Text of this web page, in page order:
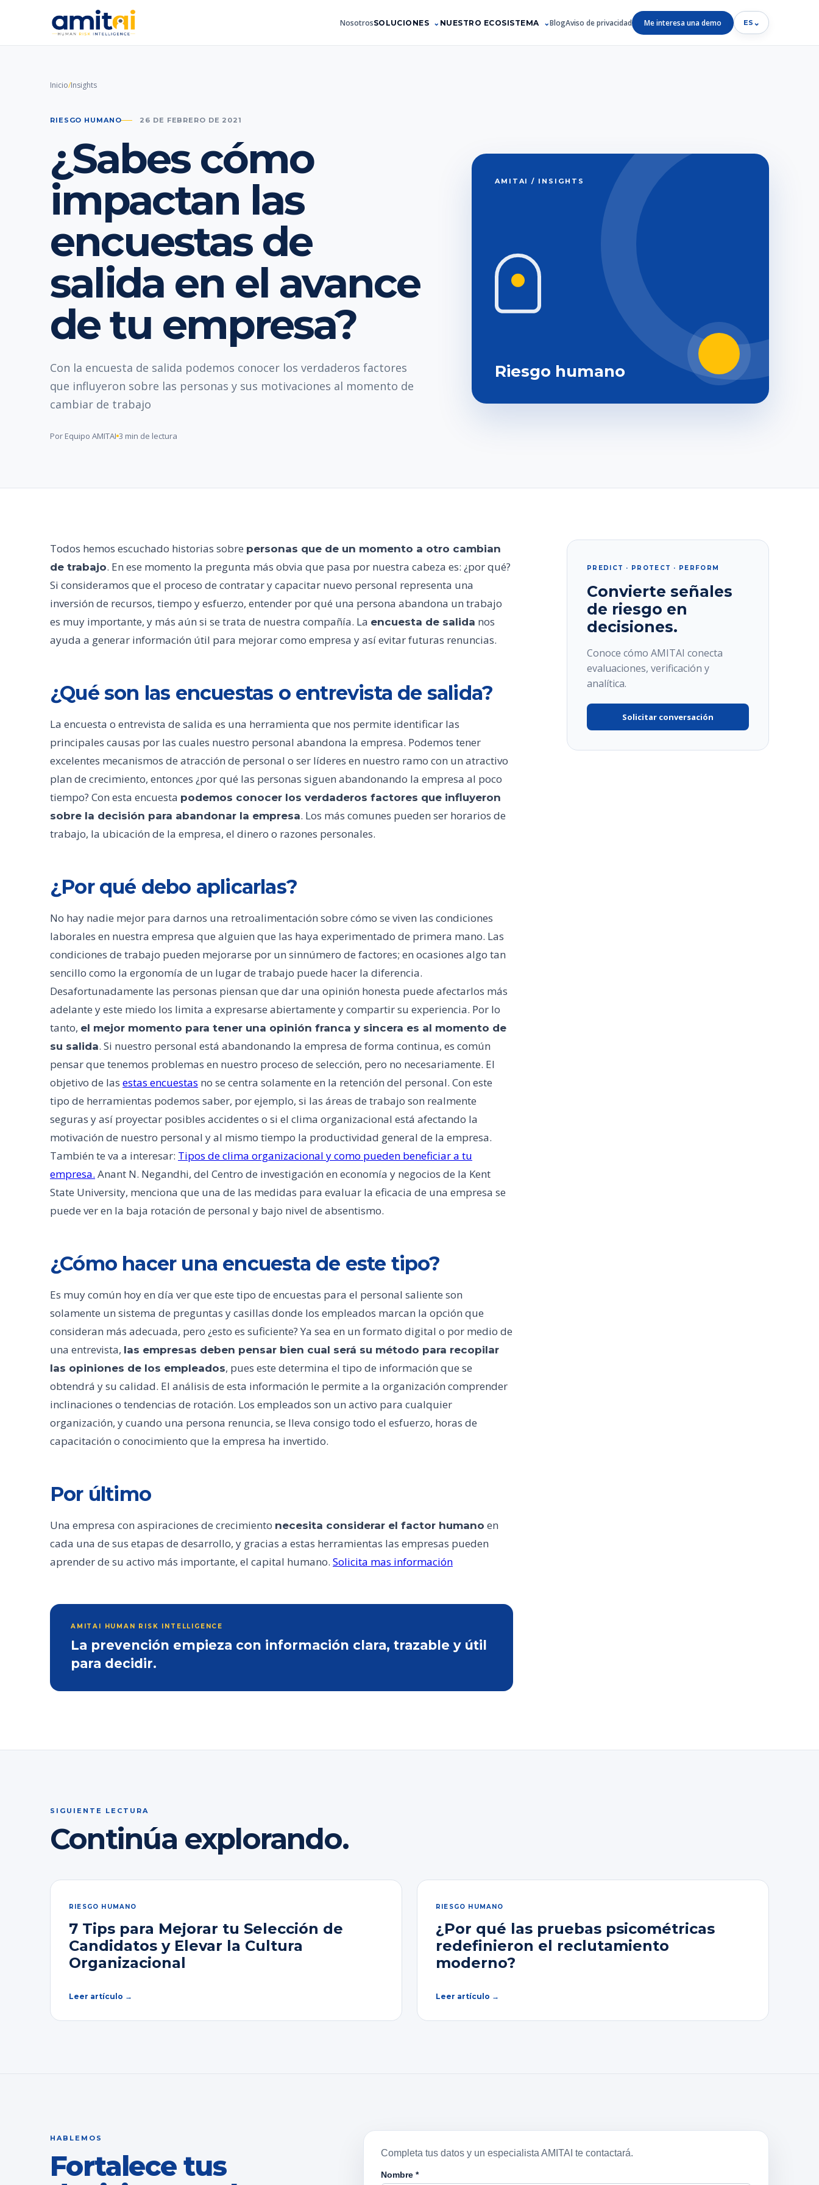
NosotrosSOLUCIONES NUESTRO ECOSISTEMA BlogAviso de privacidad Me interesa una demo ES ⌄
Inicio/Insights
RIESGO HUMANO 26 DE FEBRERO DE 2021
¿Sabes cómo
impactan las
encuestas de
salida en el avance
de tu empresa?
Con la encuesta de salida podemos conocer los verdaderos factores
que influyeron sobre las personas y sus motivaciones al momento de
cambiar de trabajo
Por Equipo AMITAI 3 min de lectura
AMITAI / INSIGHTS
Riesgo humano
Todos hemos escuchado historias sobre personas que de un momento a otro cambian
de trabajo. En ese momento la pregunta más obvia que pasa por nuestra cabeza es: ¿por qué?
Si consideramos que el proceso de contratar y capacitar nuevo personal representa una
inversión de recursos, tiempo y esfuerzo, entender por qué una persona abandona un trabajo
es muy importante, y más aún si se trata de nuestra compañía. La encuesta de salida nos
ayuda a generar información útil para mejorar como empresa y así evitar futuras renuncias.
¿Qué son las encuestas o entrevista de salida?
La encuesta o entrevista de salida es una herramienta que nos permite identificar las
principales causas por las cuales nuestro personal abandona la empresa. Podemos tener
excelentes mecanismos de atracción de personal o ser líderes en nuestro ramo con un atractivo
plan de crecimiento, entonces ¿por qué las personas siguen abandonando la empresa al poco
tiempo? Con esta encuesta podemos conocer los verdaderos factores que influyeron
sobre la decisión para abandonar la empresa. Los más comunes pueden ser horarios de
trabajo, la ubicación de la empresa, el dinero o razones personales.
¿Por qué debo aplicarlas?
No hay nadie mejor para darnos una retroalimentación sobre cómo se viven las condiciones
laborales en nuestra empresa que alguien que las haya experimentado de primera mano. Las
condiciones de trabajo pueden mejorarse por un sinnúmero de factores; en ocasiones algo tan
sencillo como la ergonomía de un lugar de trabajo puede hacer la diferencia.
Desafortunadamente las personas piensan que dar una opinión honesta puede afectarlos más
adelante y este miedo los limita a expresarse abiertamente y compartir su experiencia. Por lo
tanto, el mejor momento para tener una opinión franca y sincera es al momento de
su salida. Si nuestro personal está abandonando la empresa de forma continua, es común
pensar que tenemos problemas en nuestro proceso de selección, pero no necesariamente. El
objetivo de las estas encuestas no se centra solamente en la retención del personal. Con este
tipo de herramientas podemos saber, por ejemplo, si las áreas de trabajo son realmente
seguras y así proyectar posibles accidentes o si el clima organizacional está afectando la
motivación de nuestro personal y al mismo tiempo la productividad general de la empresa.
También te va a interesar: Tipos de clima organizacional y como pueden beneficiar a tu
empresa. Anant N. Negandhi, del Centro de investigación en economía y negocios de la Kent
State University, menciona que una de las medidas para evaluar la eficacia de una empresa se
puede ver en la baja rotación de personal y bajo nivel de absentismo.
¿Cómo hacer una encuesta de este tipo?
Es muy común hoy en día ver que este tipo de encuestas para el personal saliente son
solamente un sistema de preguntas y casillas donde los empleados marcan la opción que
consideran más adecuada, pero ¿esto es suficiente? Ya sea en un formato digital o por medio de
una entrevista, las empresas deben pensar bien cual será su método para recopilar
las opiniones de los empleados, pues este determina el tipo de información que se
obtendrá y su calidad. El análisis de esta información le permite a la organización comprender
inclinaciones o tendencias de rotación. Los empleados son un activo para cualquier
organización, y cuando una persona renuncia, se lleva consigo todo el esfuerzo, horas de
capacitación o conocimiento que la empresa ha invertido.
Por último
Una empresa con aspiraciones de crecimiento necesita considerar el factor humano en
cada una de sus etapas de desarrollo, y gracias a estas herramientas las empresas pueden
aprender de su activo más importante, el capital humano. Solicita mas información
AMITAI HUMAN RISK INTELLIGENCE
La prevención empieza con información clara, trazable y útil
para decidir.
PREDICT · PROTECT · PERFORM
Convierte señales
de riesgo en
decisiones.
Conoce cómo AMITAI conecta
evaluaciones, verificación y
analítica.
Solicitar conversación
SIGUIENTE LECTURA
Continúa explorando.
RIESGO HUMANO
7 Tips para Mejorar tu Selección de
Candidatos y Elevar la Cultura
Organizacional
Leer artículo →
RIESGO HUMANO
¿Por qué las pruebas psicométricas
redefinieron el reclutamiento
moderno?
Leer artículo →
HABLEMOS
Fortalece tus